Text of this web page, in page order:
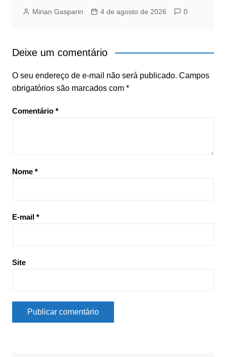
Mirian Gasparin 4 de agosto de 2026 0
Deixe um comentário
O seu endereço de e-mail não será publicado. Campos
obrigatórios são marcados com *
Comentário *
Nome *
E-mail *
Site